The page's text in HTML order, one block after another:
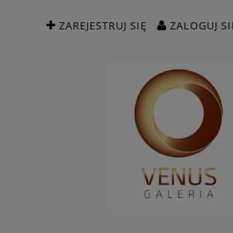
ZAREJESTRUJ SIĘ ZALOGUJ